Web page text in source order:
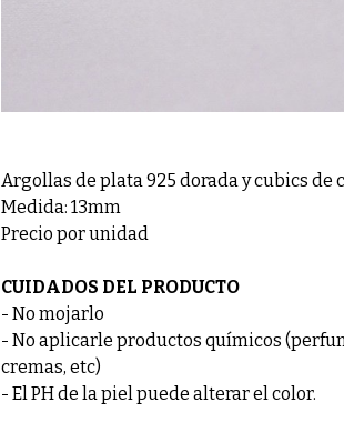
Argollas de plata 925 dorada y cubics de
Medida: 13mm
Precio por unidad
CUIDADOS DEL PRODUCTO
- No mojarlo
- No aplicarle productos químicos
cremas, etc)
- El PH de la piel puede alterar el color.